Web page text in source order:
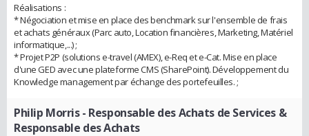
Réalisations :
* Négociation et mise en place des benchmark sur l'ensemble de frais
et achats généraux (Parc auto, Location financières, Marketing, Matériel
informatique,...) ;
* Projet P2P (solutions e-travel (AMEX), e-Req et e-Cat. Mise en place
d'une GED avec une plateforme CMS (SharePoint). Développement du
Knowledge management par échange des portefeuilles. ;
Philip Morris- Responsable des Achats de Services &
Responsable des Achats